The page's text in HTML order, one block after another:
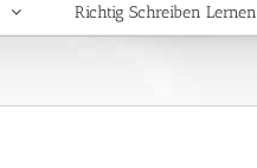
Richtig Schreiben Lernen